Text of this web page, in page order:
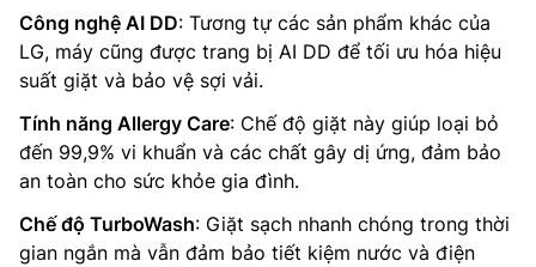
Công nghệ AI DD: Tương tự các sản phẩm khác của
LG, máy cũng được trang bị AI DD để tối ưu hóa hiệu
suất giặt và bảo vệ sợi vải.
Tính năng Allergy Care: Chế độ giặt này giúp loại bỏ
đến 99,9% vi khuẩn và các chất gây dị ứng, đảm bảo
an toàn cho sức khỏe gia đình.
Chế độ TurboWash: Giặt sạch nhanh chóng trong thời
gian ngắn mà vẫn đảm bảo tiết kiệm nước và điện